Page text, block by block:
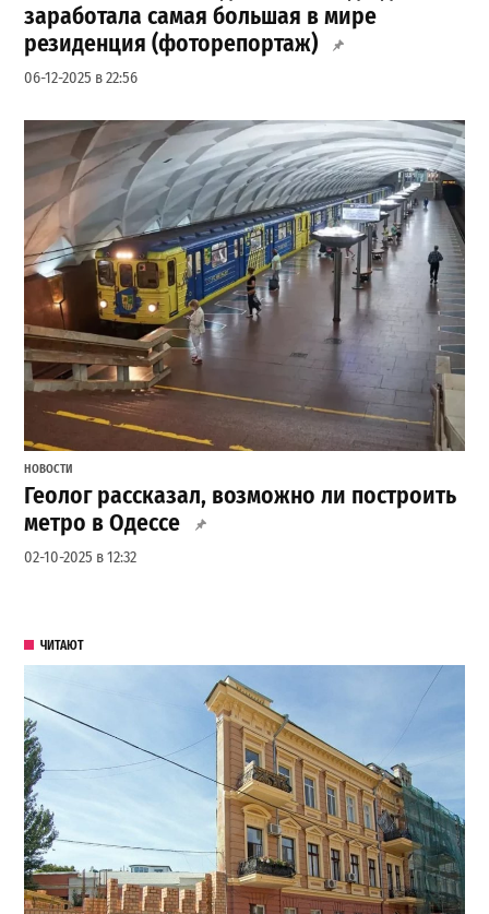
заработала самая большая в мире
резиденция (фоторепортаж)
06-12-2025 в 22:56
НОВОСТИ
Геолог рассказал, возможно ли построить
метро в Одессе
02-10-2025 в 12:32
ЧИТАЮТ